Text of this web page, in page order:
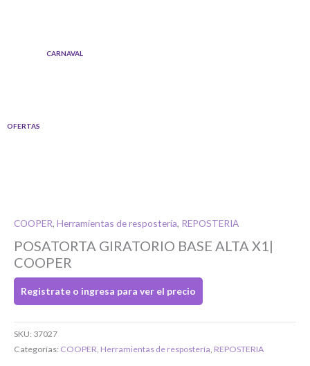
OFERTAS
CARNAVAL
COOPER, Herramientas de respostería, REPOSTERIA
POSATORTA GIRATORIO BASE ALTA X1|
COOPER
Registrate o ingresa para ver el precio
SKU: 37027
Categorías: COOPER Herramientas de respostería REPOSTERIA
Toca para ingresar
O completa el Formulario de registro